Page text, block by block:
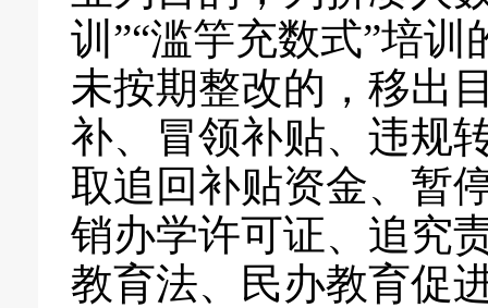
训”“滥竽充数式”培
未按期整改的，移出
补、冒领补贴、违规
取追回补贴资金、暂
销办学许可证、追究
教育法、民办教育促